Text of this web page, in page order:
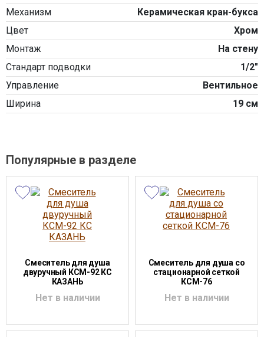
Механизм
Керамическая кран-букса
Цвет
Хром
Монтаж
На стену
Стандарт подводки
1/2"
Управление
Вентильное
Ширина
19 см
Популярные в разделе
Смеситель для душа
двуручный КСМ-92 КС
КАЗАНЬ
Нет в наличии
Смеситель для душа со
стационарной сеткой
КСМ-76
Нет в наличии